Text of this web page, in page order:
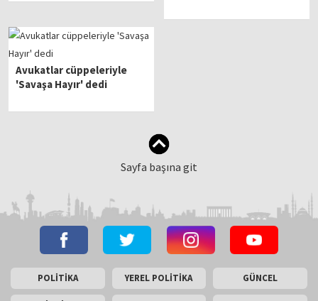
Avukatlar cüppeleriyle
'Savaşa Hayır' dedi
Sayfa başına git
POLİTİKA YEREL POLİTİKA GÜNCEL